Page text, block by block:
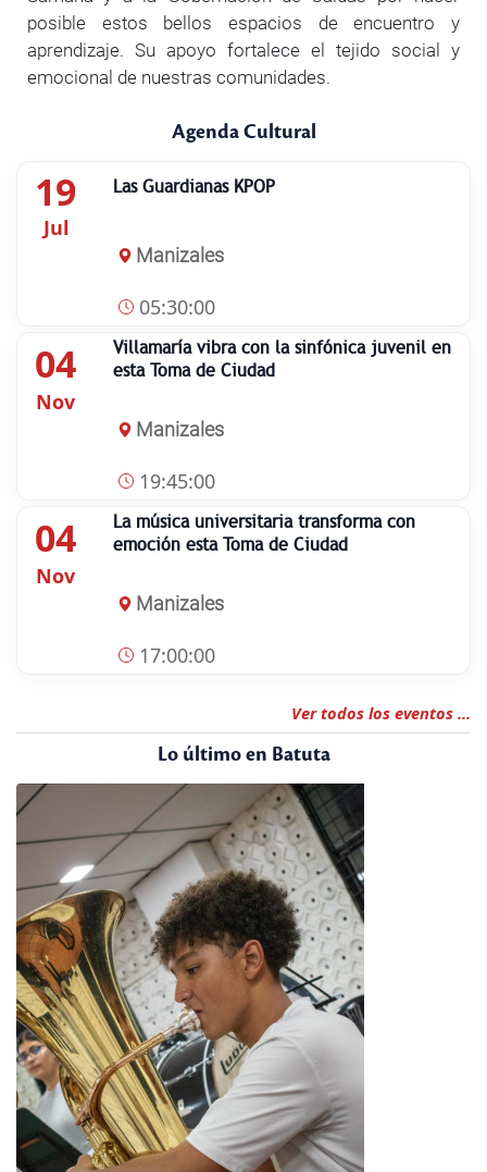
posible estos bellos espacios de encuentro y
aprendizaje. Su apoyo fortalece el tejido social y
emocional de nuestras comunidades.
Agenda Cultural
Las Guardianas KPOP
19
Jul
Manizales
05:30:00
Villamaría vibra con la sinfónica juvenil en
esta Toma de Ciudad
04
Nov
Manizales
19:45:00
La música universitaria transforma con
emoción esta Toma de Ciudad
04
Nov
Manizales
17:00:00
Ver todos los eventos ...
Lo último en Batuta